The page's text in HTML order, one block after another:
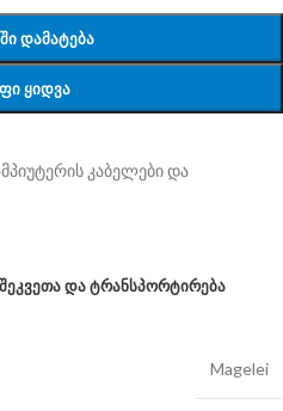
ᲓᲐᲛᲐᲢᲔᲑᲐ
ᲧᲘᲓᲕᲐ
კაბელები და
ᲨᲔᲙᲕᲔᲗᲐ ᲓᲐ ᲢᲠᲐᲜᲡᲞᲝᲠᲢᲘᲠᲔᲑᲐ
Magelei